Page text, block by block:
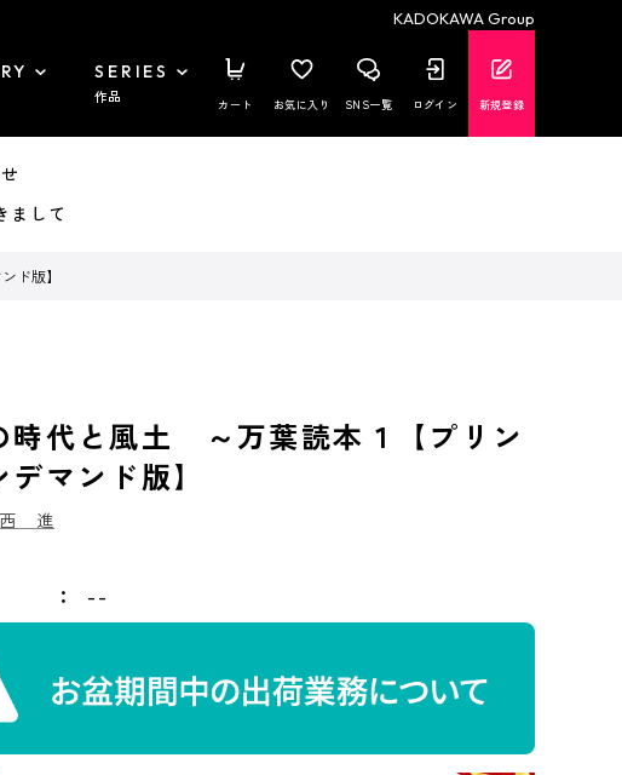
KADOKAWA Group
SERIES
作品 カート お気に入り SNS一覧 ログイン 新規登録
まして
ド版】
時代と風土 ～万葉読本１【プリン
デマンド版】
進
--